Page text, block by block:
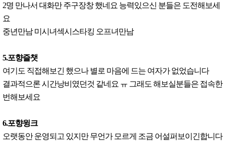
2명 만나서 대화만 주구장창 했네요 능력있으신 분들은 도전해보세
요
중년만남 미시녀섹시스타킹 오프녀만남
5.포향즐챗
여기도 직접해보긴 했으나 별로 마음에 드는 여자가 없었습니다
결과적으론 시간낭비였던것 같네요 ㅠ 그래도 해보실분들은 접속한
번해보세요
6.포향윙크
오랫동안 운영되고 있지만 무언가 모르게 조금 어설퍼보이긴합니다